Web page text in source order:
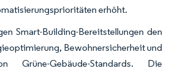
erhöht.
Smart-Building-Bereitstellungen den
Bewohnersicherheit und
Gebäude-Standards. Die